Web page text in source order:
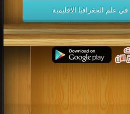
علم الجغرافيا الاقليمية